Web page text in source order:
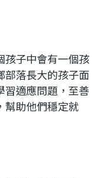
孩子中會有一個孩
部落長大的孩子面
習適應問題，至善
幫助他們穩定就